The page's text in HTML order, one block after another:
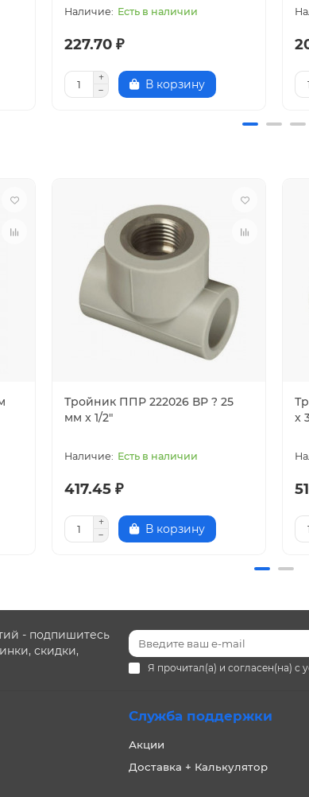
Есть в наличии
227.70 ₽
В корзину
Тройник ППР 222026 ВР ? 25
мм x 1/2"
Есть в наличии
417.45 ₽
В корзину
x
- подпишитесь
скидки,
Я прочитал(а) и согласен(на) с
Служба поддержки
Акции
Доставка + Калькулятор